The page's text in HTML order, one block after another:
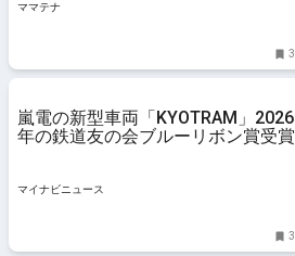
ママテナ
3
嵐電の新型車両「KYOTRAM」2026
年の鉄道友の会ブルーリボン賞受賞
マイナビニュース
3